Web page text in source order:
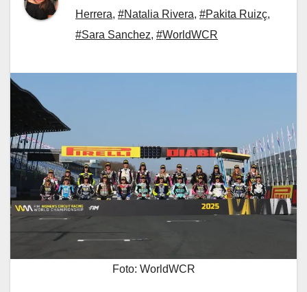
Herrera, #Natalia Rivera, #Pakita Ruizç,
#Sara Sanchez, #WorldWCR
Foto: WorldWCR